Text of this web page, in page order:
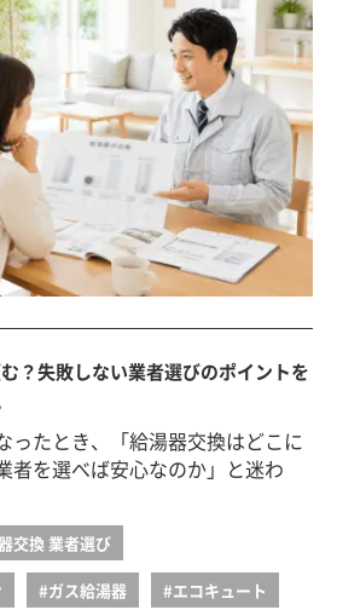
？失敗しない業者選びのポイントを
ったとき、「給湯器交換はどこに
者を選べば安心なのか」と迷わ
交換 業者選び
#ガス給湯器 #エコキュート